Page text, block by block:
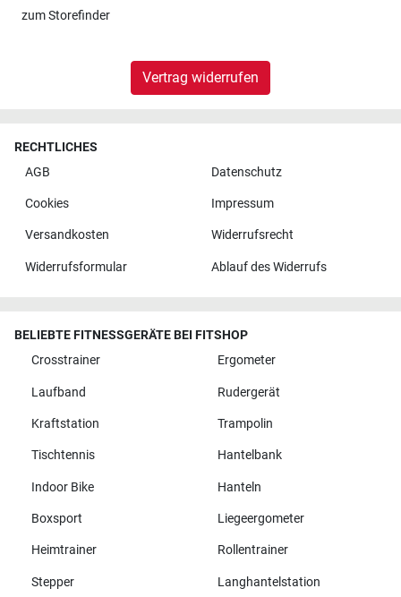
zumStorefinder
Vertrag widerrufen
RECHTLICHES
AGB
Datenschutz
Cookies Impressum
Versandkosten Widerrufsrecht
Widerrufsformular Ablauf des Widerrufs
BELIEBTE FITNESSGERÄTE BEI FITSHOP
Crosstrainer
Ergometer
Laufband Rudergerät
Kraftstation Trampolin
Tischtennis Hantelbank
Indoor Bike Hanteln
Boxsport Liegeergometer
Heimtrainer Rollentrainer
Stepper Langhantelstation